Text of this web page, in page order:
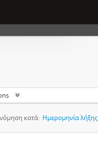
κατά: Ημερομηνία λήξης